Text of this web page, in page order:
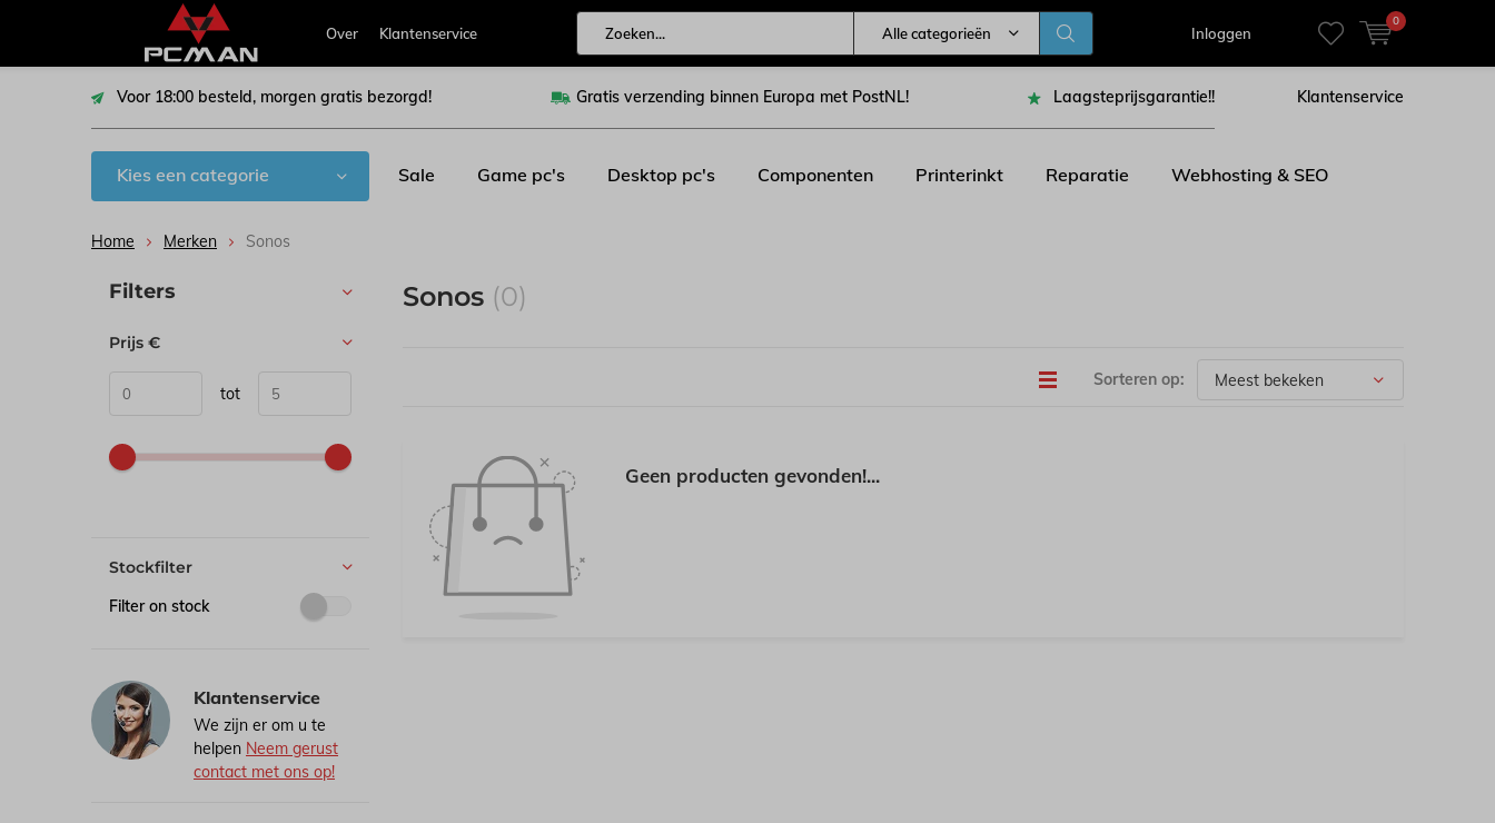
Over Klantenservice Alle categorieën Inloggen
0
Voor 18:00 besteld, morgen gratis bezorgd! Gratis verzending binnen Europa met PostNL! Laagsteprijsgarantie!! Klantenservice
Kies een categorie Sale Game pc's Desktop pc's Componenten Printerinkt Reparatie Webhosting & SEO
Home Merken Sonos
Sonos (0)
Sorteren op:
Geen producten gevonden!...
Sorteren op:
Filters
Prijs €
tot
Stockfilter
Filter on stock
Klantenservice
We zijn er om u te
helpen Neem gerust
contact met ons op!